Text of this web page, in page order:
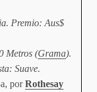
Premio: Aus$
Metros (Grama).
Suave.
porRothesay